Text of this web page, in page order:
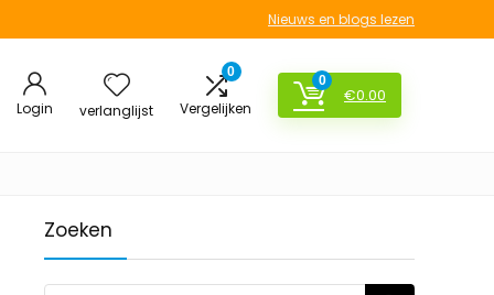
Nieuws en blogs lezen
Login verlanglijst
0
Vergelijken
0
€0.00
Zoeken